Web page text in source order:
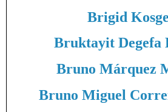
Brigid
Bruktayit Degefa
Bruno Márquez
Bruno Miguel